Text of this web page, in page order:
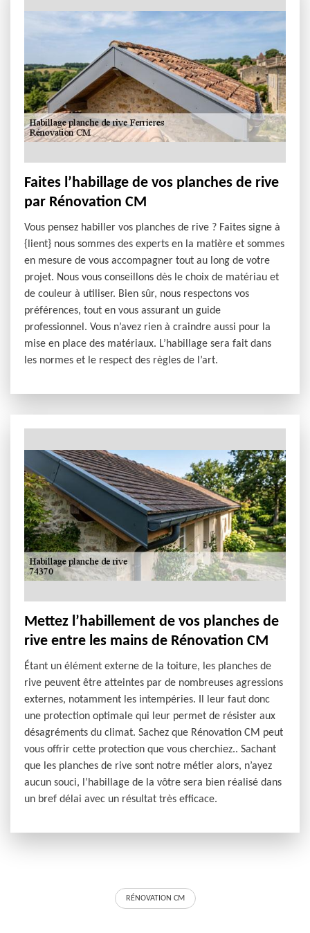
Faites l’habillage de vos planches de rive
par Rénovation CM
Vous pensez habiller vos planches de rive ? Faites signe à
{lient} nous sommes des experts en la matière et sommes
en mesure de vous accompagner tout au long de votre
projet. Nous vous conseillons dès le choix de matériau et
de couleur à utiliser. Bien sûr, nous respectons vos
préférences, tout en vous assurant un guide
professionnel. Vous n’avez rien à craindre aussi pour la
mise en place des matériaux. L’habillage sera fait dans
les normes et le respect des règles de l’art.
Mettez l’habillement de vos planches de
rive entre les mains de Rénovation CM
Étant un élément externe de la toiture, les planches de
rive peuvent être atteintes par de nombreuses agressions
externes, notamment les intempéries. Il leur faut donc
une protection optimale qui leur permet de résister aux
désagréments du climat. Sachez que Rénovation CM peut
vous offrir cette protection que vous cherchiez.. Sachant
que les planches de rive sont notre métier alors, n’ayez
aucun souci, l’habillage de la vôtre sera bien réalisé dans
un bref délai avec un résultat très efficace.
RÉNOVATION CM